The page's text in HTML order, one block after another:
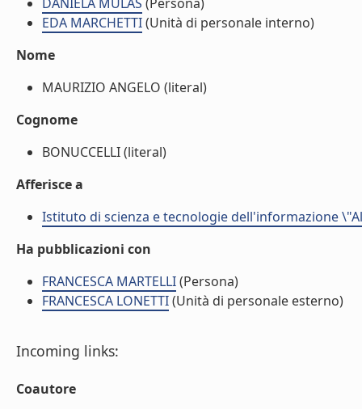
EDA MARCHETTI(Unità di personale interno)
Nome
MAURIZIO ANGELO (literal)
Cognome
BONUCCELLI (literal)
Afferisce a
Istituto di scienza e tecnologie dell'informazione
Ha pubblicazioni con
FRANCESCA MARTELLI(Persona)
FRANCESCA LONETTI(Unità di personale esterno)
Incoming links:
Coautore